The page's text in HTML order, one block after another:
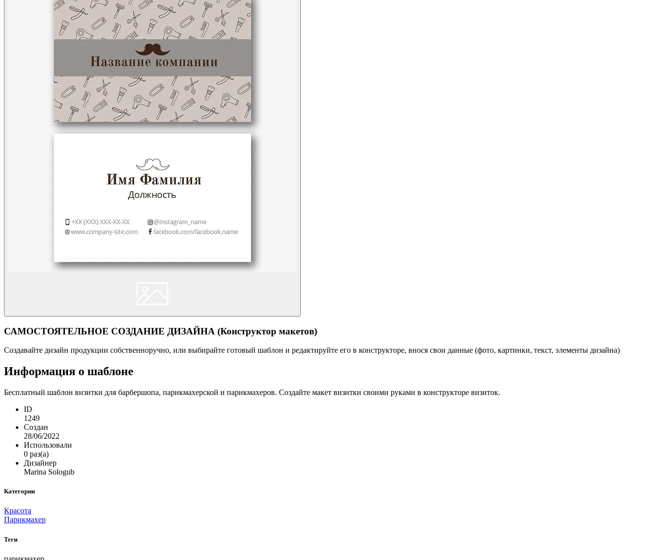
САМОСТОЯТЕЛЬНОЕ СОЗДАНИЕ ДИЗАЙНА (Конструктор макетов)
Создавайте дизайн продукции собственноручно, или выбирайте готовый шаблон и редактируйте его в конструкторе, внося свои данные (фото, картинки, текст, элементы дизайна)
Информация о шаблоне
Бесплатный шаблон визитки для барбершопа, парикмахерской и парикмахеров. Создайте макет визитки своими руками в конструкторе визиток.
ID
1249
Создан
28/06/2022
Использовали
0 раз(а)
Дизайнер
Marina Sologub
Категории
Красота
Парикмахер
Теги